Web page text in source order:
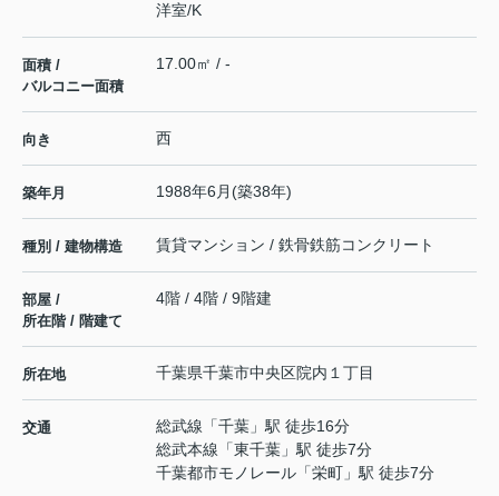
洋室/K
面積 /
バルコニー面積
17.00㎡ / -
向き 西
築年月 1988年6月(築38年)
種別 / 建物構造 賃貸マンション / 鉄骨鉄筋コンクリート
部屋 /
所在階 / 階建て
4階 / 4階 / 9階建
所在地 千葉県千葉市中央区院内 １丁目
交通 総武線 「千葉 」駅 徒歩16分
総武本線 「東千葉 」駅 徒歩7分
千葉都市モノレール 「栄町 」駅 徒歩7分